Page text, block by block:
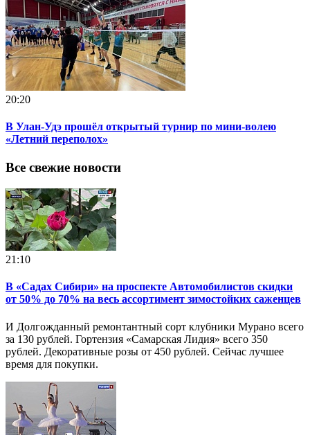
20:20
В Улан-Удэ прошёл открытый турнир по мини-волею
«Летний переполох»
Все свежие новости
21:10
В «Садах Сибири» на проспекте Автомобилистов скидки
от 50% до 70% на весь ассортимент зимостойких саженцев
И Долгожданный ремонтантный сорт клубники Мурано всего
за 130 рублей. Гортензия «Самарская Лидия» всего 350
рублей. Декоративные розы от 450 рублей. Сейчас лучшее
время для покупки.